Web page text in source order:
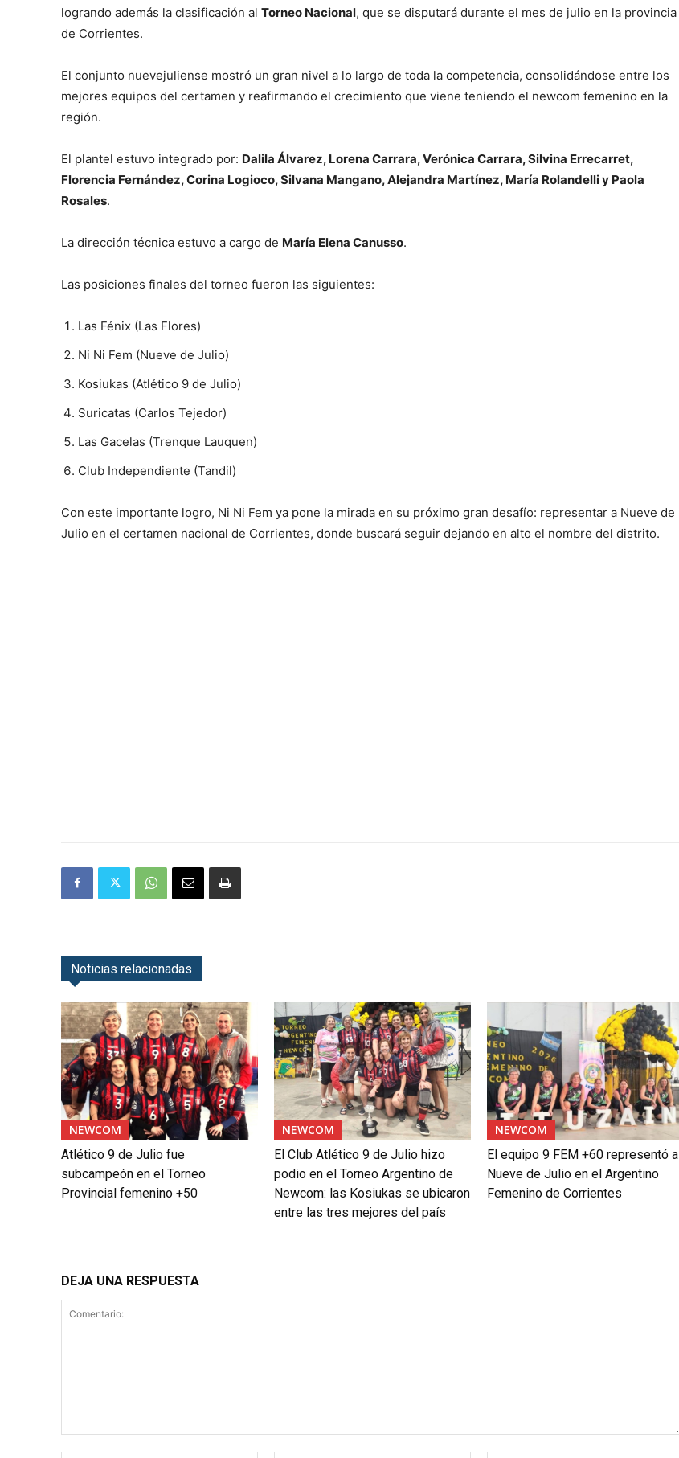
logrando además la clasificación al Torneo Nacional, que se disputará durante el mes de julio en la provincia
de Corrientes.
El conjunto nuevejuliense mostró un gran nivel a lo largo de toda la competencia, consolidándose entre los
mejores equipos del certamen y reafirmando el crecimiento que viene teniendo el newcom femenino en la
región.
El plantel estuvo integrado por: Dalila Álvarez, Lorena Carrara, Verónica Carrara, Silvina Errecarret,
Florencia Fernández, Corina Logioco, Silvana Mangano, Alejandra Martínez, María Rolandelli y Paola
Rosales.
La dirección técnica estuvo a cargo de María Elena Canusso.
Las posiciones finales del torneo fueron las siguientes:
Las Fénix (Las Flores)
Ni Ni Fem (Nueve de Julio)
Kosiukas (Atlético 9 de Julio)
Suricatas (Carlos Tejedor)
Las Gacelas (Trenque Lauquen)
Club Independiente (Tandil)
Con este importante logro, Ni Ni Fem ya pone la mirada en su próximo gran desafío: representar a Nueve de
Julio en el certamen nacional de Corrientes, donde buscará seguir dejando en alto el nombre del distrito.
Noticias relacionadas
NEWCOM
Atlético 9 de Julio fue
subcampeón en el Torneo
Provincial femenino +50
NEWCOM
El Club Atlético 9 de Julio hizo
podio en el Torneo Argentino de
Newcom: las Kosiukas se ubicaron
entre las tres mejores del país
NEWCOM
El equipo 9 FEM +60 representó a
Nueve de Julio en el Argentino
Femenino de Corrientes
DEJA UNA RESPUESTA